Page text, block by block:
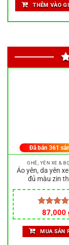
THÊM VÀO
GHẾ, YÊN XE &
Áo yên, da yên
đủ màu zin
Được
hạng
5 sao
87,000
Đã bán361
MUA SẢN